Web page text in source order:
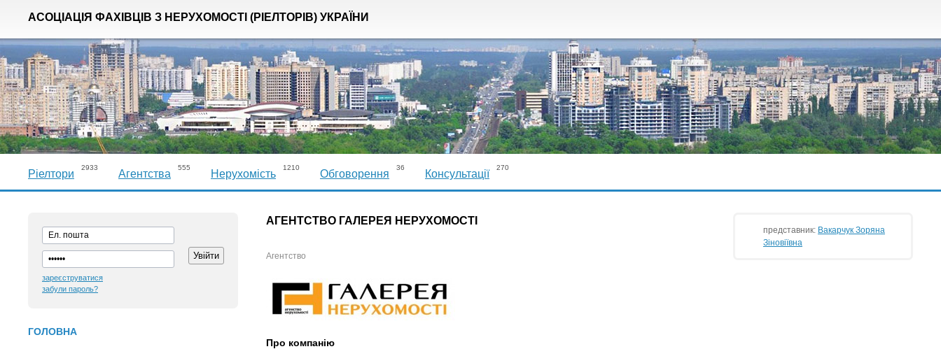
АСОЦІАЦІЯ ФАХІВЦІВ З НЕРУХОМОСТІ (РІЕЛТОРІВ) УКРАЇНИ
Ріелтори
2933
Агентства
555
Нерухомість
1210
Обговорення
36
Консультації
270
зареєструватися
забули пароль?
ГОЛОВНА
АГЕНТСТВО ГАЛЕРЕЯ НЕРУХОМОСТІ
Агентство
Про компанію
представник: Вакарчук Зоряна
Зіновіївна